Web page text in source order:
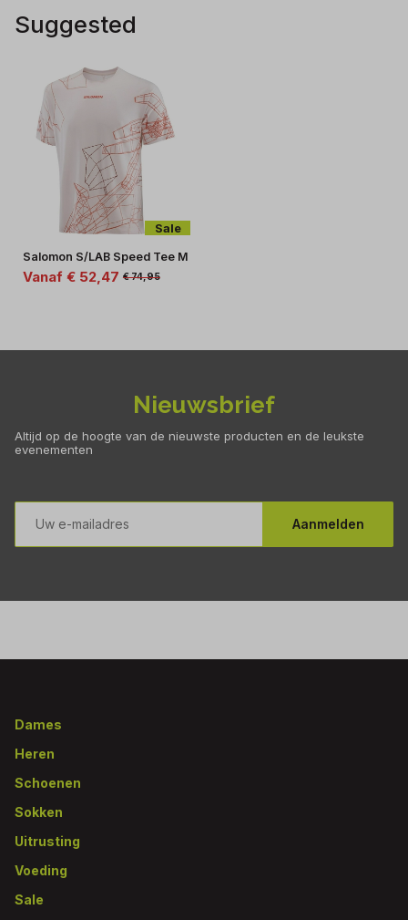
Suggested
Sale
Salomon S/LAB Speed Tee M
Vanaf € 52,47 € 74,95
Nieuwsbrief
Altijd op de hoogte van de nieuwste producten en de leukste
evenementen
E-
mailadres
Aanmelden
Footer
Dames
Heren
Schoenen
Sokken
Uitrusting
Voeding
Sale